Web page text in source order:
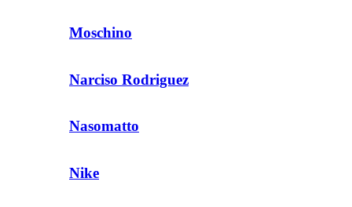
Moschino
Narciso Rodriguez
Nasomatto
Nike